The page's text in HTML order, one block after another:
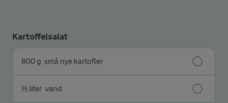
Kartoffelsalat
800 g små nye kartofler
½ liter vand